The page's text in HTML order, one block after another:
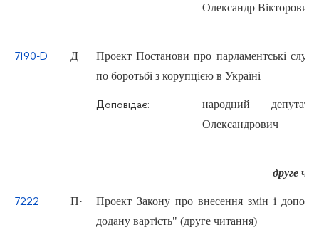
Олександр Вікторович
7190-D Д
Проект Постанови про парламентські
по боротьбі з корупцією в Україні
Доповідає:
народний
Олександрович
друге
7222 П·
Проект Закону про внесення змін і
додану вартість" (друге читання)